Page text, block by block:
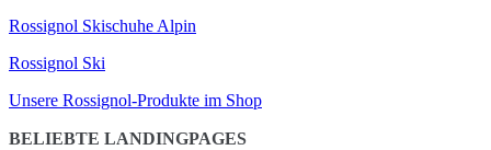
Rossignol Skischuhe Alpin
Rossignol Ski
Unsere Rossignol-Produkte im Shop
BELIEBTE LANDINGPAGES